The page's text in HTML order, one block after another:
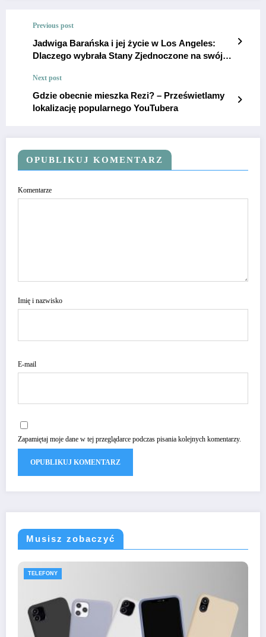
Previous post
Jadwiga Barańska i jej życie w Los Angeles:
Dlaczego wybrała Stany Zjednoczone na swój
Next post
Gdzie obecnie mieszka Rezi? – Prześwietlamy
lokalizację popularnego YouTubera
OPUBLIKUJ KOMENTARZ
Komentarze
Imię i nazwisko
E-mail
Zapamiętaj moje dane w tej przeglądarce podczas pisania kolejnych komentarzy.
Musisz zobaczyć